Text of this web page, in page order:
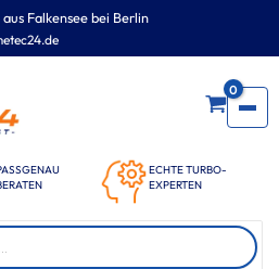
Falkensee bei Berlin
ECHTE TURBO-
EXPERTEN
0